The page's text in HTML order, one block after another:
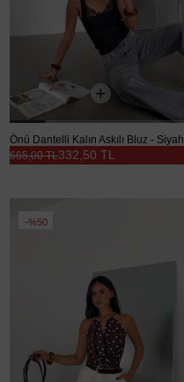
Önü Dantelli Kalın Askılı Bluz - Siyah
332,50 TL
665,00 TL
%50